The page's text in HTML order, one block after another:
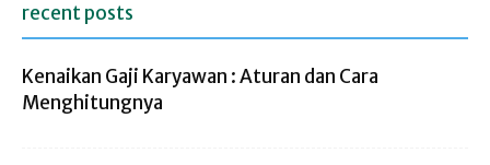
recent posts
Kenaikan Gaji Karyawan : Aturan dan Cara
Menghitungnya